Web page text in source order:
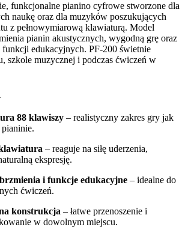
funkcjonalne pianino cyfrowe stworzone dla
naukę oraz dla muzyków poszukujących
z pełnowymiarową klawiaturą. Model
pianin akustycznych, wygodną grę oraz
funkcji edukacyjnych. PF-200 świetnie
szkole muzycznej i podczas ćwiczeń w
88 klawiszy – realistyczny zakres gry jak
– reaguje na siłę uderzenia,
ekspresję.
i funkcje edukacyjne – idealne do
ćwiczeń.
konstrukcja – łatwe przenoszenie i
w dowolnym miejscu.